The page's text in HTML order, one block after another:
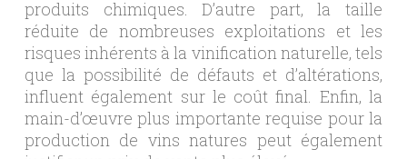
produits chimiques. D’autre part, la taille
réduite de nombreuses exploitations et les
risques inhérents à la vinification naturelle, tels
que la possibilité de défauts et d’altérations,
influent également sur le coût final. Enfin, la
main-d’œuvre plus importante requise pour la
production de vins natures peut également